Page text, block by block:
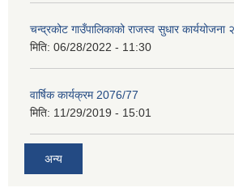
चन्द्रकोट गाउँपालिकाको राजस्व सुधार कार्ययोजना
मिति: 06/28/2022 - 11:30
वार्षिक कार्यक्रम 2076/77
मिति: 11/29/2019 - 15:01
अन्य